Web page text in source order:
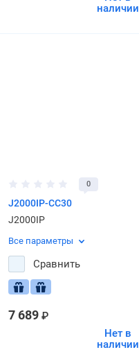
наличии
0
J2000IP-CC30
J2000IP
Все параметры
Сравнить
7 689 ₽
Нет в
наличии